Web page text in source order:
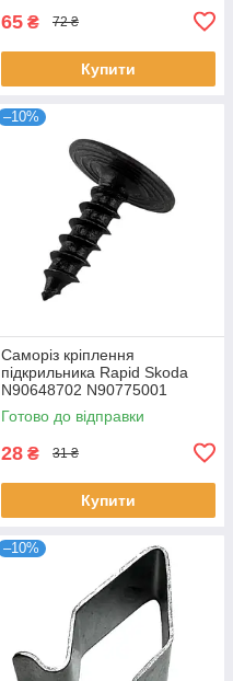
65 ₴ 72 ₴
Купити
–10%
Саморіз кріплення
підкрильника Rapid Skoda
N90648702 N90775001
Готово до відправки
28 ₴ 31 ₴
Купити
–10%